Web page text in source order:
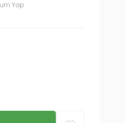
Yap